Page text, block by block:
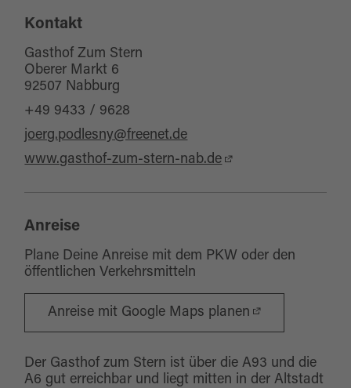
Sitzplätze Außenbereich:
Kontakt
Gasthof Zum Stern
Oberer Markt 6
92507 Nabburg
+49 9433 / 9628
joerg.podlesny@freenet.de
www.gasthof-zum-stern-nab.de
Anreise
Plane Deine Anreise mit dem PKW oder den
öffentlichen Verkehrsmitteln
Anreise mit Google Maps planen
Der Gasthof zum Stern ist über die A93 und die
A6 gut erreichbar und liegt mitten in der Altstadt